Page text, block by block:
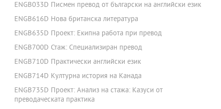
ENGB033D Писмен превод от български на английски език
ENGB616D Нова британска литература
ENGB635D Проект: Екипна работа при превод
ENGB700D Стаж: Специализиран превод
ENGB710D Практически английски език
ENGB714D Културна история на Канада
ENGB735D Проект: Анализ на стажа: Казуси от
преводаческата практика